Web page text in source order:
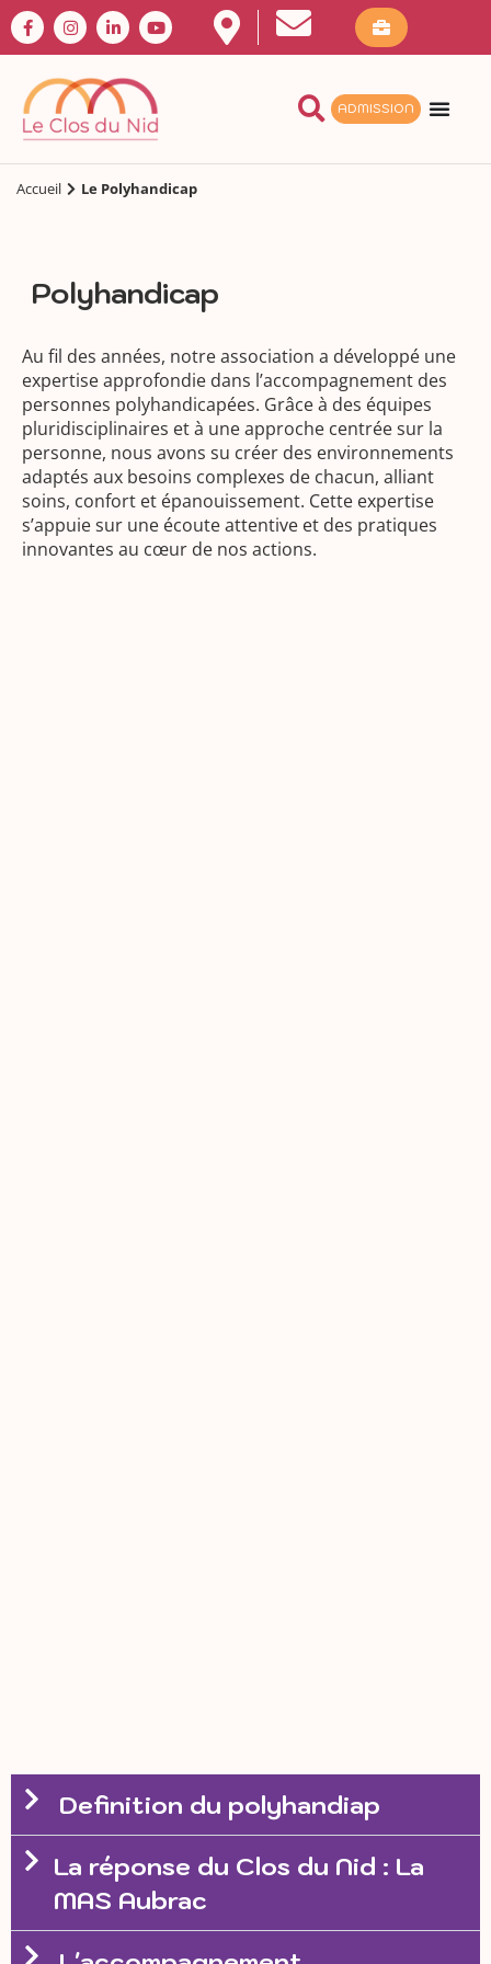
ADMISSION
Accueil Le Polyhandicap
Polyhandicap
Au fil des années, notre association a développé une
expertise approfondie dans l’accompagnement des
personnes polyhandicapées. Grâce à des équipes
pluridisciplinaires et à une approche centrée sur la
personne, nous avons su créer des environnements
adaptés aux besoins complexes de chacun, alliant
soins, confort et épanouissement. Cette expertise
s’appuie sur une écoute attentive et des pratiques
innovantes au cœur de nos actions.
Definition du polyhandiap
La réponse du Clos du Nid : La
MAS Aubrac